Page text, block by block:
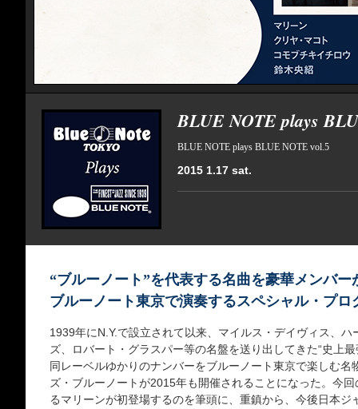
BLUE NOTE plays
BLUE NOTE plays BLUE NOTE vol.5
2015 1.17 sat.
“ブルーノート”を代表する名曲を豪華メンバー
ブルーノート東京で演奏するスペシャル・プロ
1939年にN.Y.で設立されて以来、マイルス・デイヴィス、
ズ、ロバート・グラスパー等の名盤を送り出してきた“史上
同レーベルゆかりのナンバーをブルーノート東京で楽しむ
ズ・ブルーノートが2015年も開催されることになった。今
るマリーンが初登場するのを筆頭に、重鎮から、今後日本